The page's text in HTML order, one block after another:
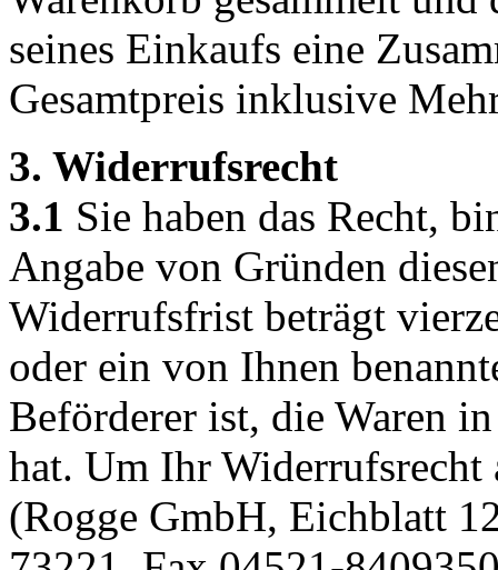
seines Einkaufs eine
Gesamtpreis inklusive
3. Widerrufsrecht
3.1 Sie haben das Recht,
Angabe von Gründen
Widerrufsfrist beträgt
oder ein von Ihnen
Beförderer ist, die Waren
hat. Um Ihr Widerrufsrecht
(Rogge GmbH, Eichblatt